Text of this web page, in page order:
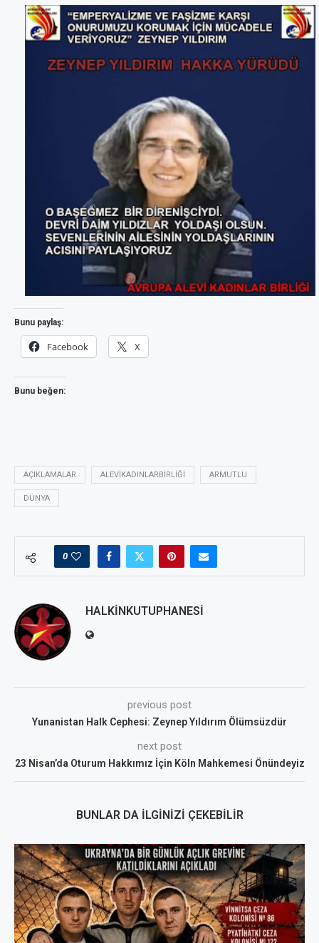
Bunu paylaş:
Facebook X
Bunu beğen:
AÇIKLAMALAR ALEVIKADINLARBIRLIĞI ARMUTLU
DÜNYA
0
HALKINKUTUPHANESI
previous post
Yunanistan Halk Cephesi: Zeynep Yıldırım Ölümsüzdür
next post
23 Nisan’da Oturum Hakkımız İçin Köln Mahkemesi Önündeyiz
BUNLAR DA İLGINIZI ÇEKEBILIR